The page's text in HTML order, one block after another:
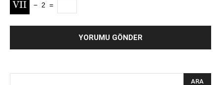
− 2 =